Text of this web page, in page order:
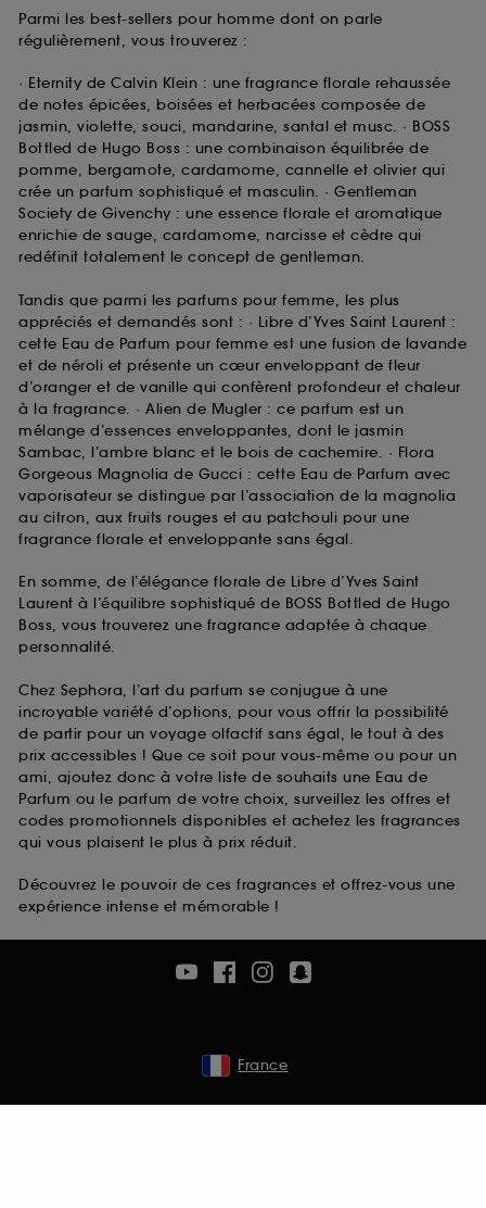
Parmi les best-sellers pour homme dont on parle
régulièrement, vous trouverez :
· Eternity de Calvin Klein : une fragrance florale rehaussée
de notes épicées, boisées et herbacées composée de
jasmin, violette, souci, mandarine, santal et musc. · BOSS
Bottled de Hugo Boss : une combinaison équilibrée de
pomme, bergamote, cardamome, cannelle et olivier qui
crée un parfum sophistiqué et masculin. · Gentleman
Society de Givenchy : une essence florale et aromatique
enrichie de sauge, cardamome, narcisse et cèdre qui
redéfinit totalement le concept de gentleman.
Tandis que parmi les parfums pour femme, les plus
appréciés et demandés sont : · Libre d’Yves Saint Laurent :
cette Eau de Parfum pour femme est une fusion de lavande
et de néroli et présente un cœur enveloppant de fleur
d’oranger et de vanille qui confèrent profondeur et chaleur
à la fragrance. · Alien de Mugler : ce parfum est un
mélange d’essences enveloppantes, dont le jasmin
Sambac, l’ambre blanc et le bois de cachemire. · Flora
Gorgeous Magnolia de Gucci : cette Eau de Parfum avec
vaporisateur se distingue par l’association de la magnolia
au citron, aux fruits rouges et au patchouli pour une
fragrance florale et enveloppante sans égal.
En somme, de l’élégance florale de Libre d’Yves Saint
Laurent à l’équilibre sophistiqué de BOSS Bottled de Hugo
Boss, vous trouverez une fragrance adaptée à chaque
personnalité.
Chez Sephora, l’art du parfum se conjugue à une
incroyable variété d’options, pour vous offrir la possibilité
de partir pour un voyage olfactif sans égal, le tout à des
prix accessibles ! Que ce soit pour vous-même ou pour un
ami, ajoutez donc à votre liste de souhaits une Eau de
Parfum ou le parfum de votre choix, surveillez les offres et
codes promotionnels disponibles et achetez les fragrances
qui vous plaisent le plus à prix réduit.
Découvrez le pouvoir de ces fragrances et offrez-vous une
expérience intense et mémorable !
France